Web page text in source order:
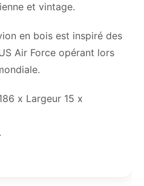
et vintage.
en bois est inspiré des
Air Force opérant lors
x Largeur 15 x